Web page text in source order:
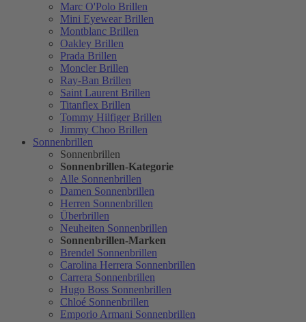
Marc O'Polo Brillen
Mini Eyewear Brillen
Montblanc Brillen
Oakley Brillen
Prada Brillen
Moncler Brillen
Ray-Ban Brillen
Saint Laurent Brillen
Titanflex Brillen
Tommy Hilfiger Brillen
Jimmy Choo Brillen
Sonnenbrillen
Sonnenbrillen
Sonnenbrillen-Kategorie
Alle Sonnenbrillen
Damen Sonnenbrillen
Herren Sonnenbrillen
Überbrillen
Neuheiten Sonnenbrillen
Sonnenbrillen-Marken
Brendel Sonnenbrillen
Carolina Herrera Sonnenbrillen
Carrera Sonnenbrillen
Hugo Boss Sonnenbrillen
Chloé Sonnenbrillen
Emporio Armani Sonnenbrillen